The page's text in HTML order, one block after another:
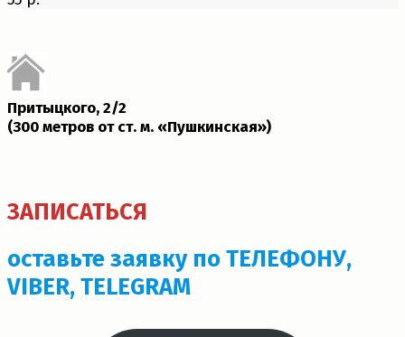
Притыцкого, 2/2
(300 метров от ст. м. «Пушкинская»)­
ЗАПИСАТЬСЯ
оставьте заявку по ТЕЛЕФОНУ,
VIBER, TELEGRAM